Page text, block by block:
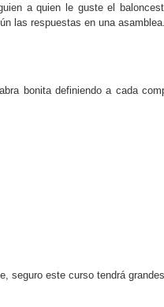
a quien le guste el
las respuestas en una asamblea.
bonita definiendo a cada
seguro este curso tendrá